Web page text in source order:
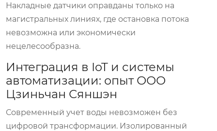
Накладные датчики оправданы только на
магистральных линиях, где остановка потока
невозможна или экономически
нецелесообразна.
Интеграция в IoT и системы
автоматизации: опыт ООО
Цзиньчан Сяншэн
Современный учет воды невозможен без
цифровой трансформации. Изолированный